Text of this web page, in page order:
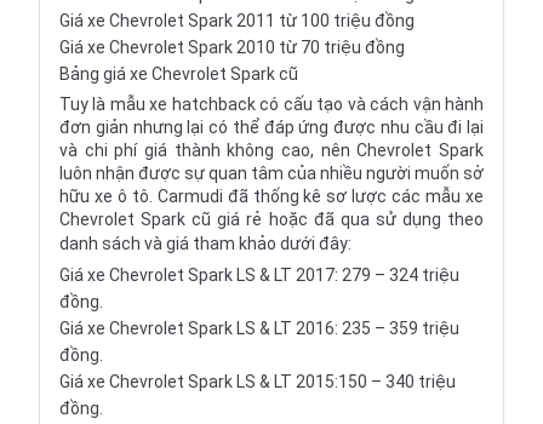
Giá xe Chevrolet Spark 2011 từ 100 triệu đồng
Giá xe Chevrolet Spark 2010 từ 70 triệu đồng
Bảng giá xe Chevrolet Spark cũ
Tuy là mẫu xe hatchback có cấu tạo và cách vận hành
đơn giản nhưng lại có thể đáp ứng được nhu cầu đi lại
và chi phí giá thành không cao, nên Chevrolet Spark
luôn nhận được sự quan tâm của nhiều người muốn sở
hữu xe ô tô. Carmudi đã thống kê sơ lược các mẫu xe
Chevrolet Spark cũ giá rẻ hoặc đã qua sử dụng theo
danh sách và giá tham khảo dưới đây:
Giá xe Chevrolet Spark LS & LT 2017: 279 – 324 triệu
đồng.
Giá xe Chevrolet Spark LS & LT 2016: 235 – 359 triệu
đồng.
Giá xe Chevrolet Spark LS & LT 2015:150 – 340 triệu
đồng.